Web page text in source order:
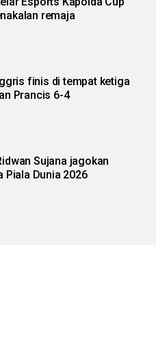
remaja
finis di tempat ketiga
Prancis 6-4
Sujana jagokan
Piala Dunia 2026